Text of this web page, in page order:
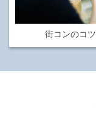
街コンのコツ